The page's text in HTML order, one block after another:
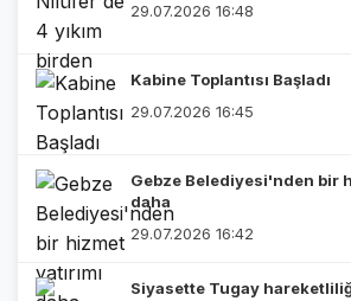
29.07.2026 16:48
Kabine Toplantısı Başladı
29.07.2026 16:45
Gebze Belediyesi'nden bir
daha
29.07.2026 16:42
Siyasette Tugay